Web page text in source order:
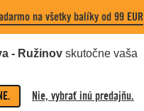
na všetky balíky od 99 EUR
- Ružinov skutočne vaša
Nie, vybrať inú predajňu.